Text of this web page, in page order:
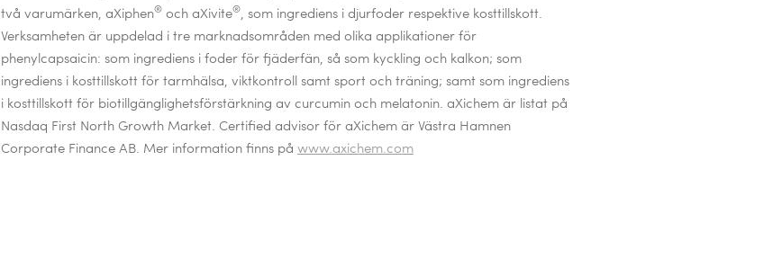
två varumärken, aXiphen® och aXivite®, som ingrediens i djurfoder respektive kosttillskott.
Verksamheten är uppdelad i tre marknadsområden med olika applikationer för
phenylcapsaicin: som ingrediens i foder för fjäderfän, så som kyckling och kalkon; som
ingrediens i kosttillskott för tarmhälsa, viktkontroll samt sport och träning; samt som ingrediens
i kosttillskott för biotillgänglighetsförstärkning av curcumin och melatonin. aXichem är listat på
Nasdaq First North Growth Market. Certified advisor för aXichem är Västra Hamnen
Corporate Finance AB. Mer information finns på www.axichem.com